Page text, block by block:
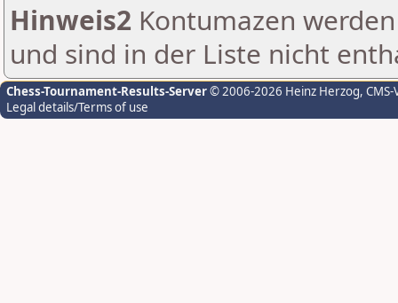
Hinweis2 Kontumazen
und sind in der Liste nicht
Chess-Tournament-Results-Server© 2006-2026 Heinz Herzog,
Legal details/Terms of use